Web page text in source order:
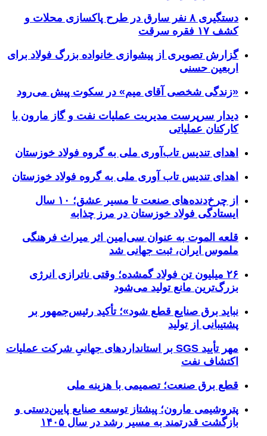
دستگیری ۸ نفر سارق در طرح پاکسازی محلات و
کشف ۱۷ فقره سرقت
گزارش تصویری از پیشوازی خانواده بزرگ فولاد برای
اربعین حسنی
«زندگی شخصی آقای میم» در سکوت پیش می‌رود
دیدار سرپرست مدیریت عملیات نفت و گاز مارون با
کارکنان عملیاتی
اهدای تندیس تاب‌آوری ملی به گروه فولاد خوزستان
اهدای تندیس تاب آوری ملی به گروه فولاد خوزستان
از چرخ‌دنده‌های صنعت تا مسیر عشق؛ ۱۰ سال
ایستادگی فولاد خوزستان در مرز چذابه
قلعه الموت به عنوان سی‌امین اثر میراث‌ فرهنگی
ملموس ایران، ثبت جهانی شد
۲۶ میلیون تن فولاد گمشده؛ وقتی ناترازی انرژی
بزرگ‌ترین مانع تولید می‌شود
نباید برق صنایع قطع شود»؛ تأکید رئیس‌جمهور بر
پشتیبانی از تولید
مهر تأیید SGS بر استانداردهای جهانیِ شرکت عملیات
اکتشاف نفت
قطع برق صنعت؛ تصمیمی با هزینه ملی
پتروشیمی مارون؛ پیشتاز توسعه صنایع پایین‌دستی و
بازگشت قدرتمند به مسیر رشد در سال ۱۴۰۵